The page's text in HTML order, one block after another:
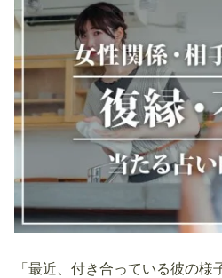
「最近、付き合っている彼の様